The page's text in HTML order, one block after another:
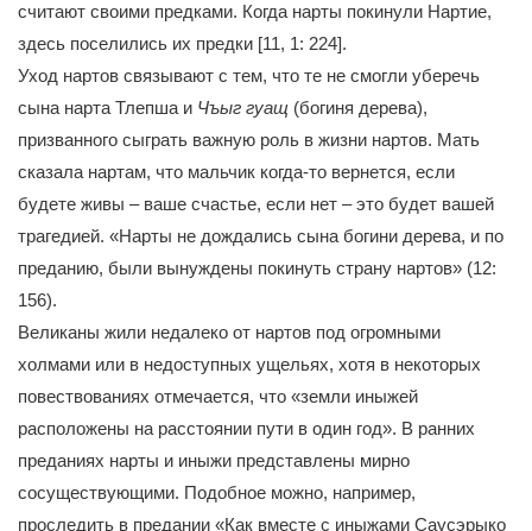
считают своими предками. Когда нарты покинули Нартие,
здесь поселились их предки [11, 1: 224].
Уход нартов связывают с тем, что те не смогли уберечь
сына нарта Тлепша и Чъыг гуащ (богиня дерева),
призванного сыграть важную роль в жизни нартов. Мать
сказала нартам, что мальчик когда-то вернется, если
будете живы – ваше счастье, если нет – это будет вашей
трагедией. «Нарты не дождались сына богини дерева, и по
преданию, были вынуждены покинуть страну нартов» (12:
156).
Великаны жили недалеко от нартов под огромными
холмами или в недоступных ущельях, хотя в некоторых
повествованиях отмечается, что «земли иныжей
расположены на расстоянии пути в один год». В ранних
преданиях нарты и иныжи представлены мирно
сосуществующими. Подобное можно, например,
проследить в предании «Как вместе с иныжами Саусэрыко